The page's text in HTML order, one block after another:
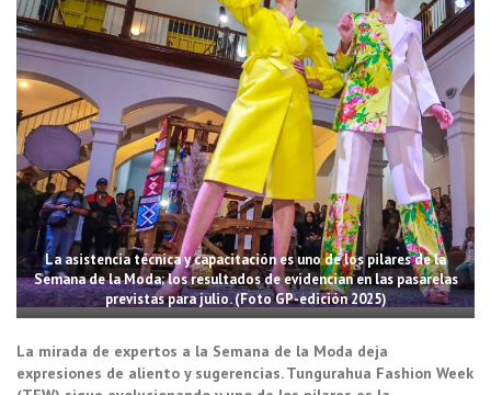
La asistencia técnica y capacitación es uno de los pilares de la
Semana de la Moda; los resultados de evidencian en las pasarelas
previstas para julio. (Foto GP-edición 2025)
La mirada de expertos a la Semana de la Moda deja
expresiones de aliento y sugerencias. Tungurahua Fashion Week